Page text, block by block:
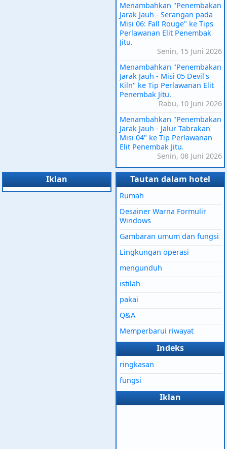
Menambahkan "Penembakan
Jarak Jauh - Serangan pada
Misi 06: Fall Rouge" ke Tips
Perlawanan Elit Penembak
Jitu.
Senin, 15 Juni 2026
Menambahkan "Penembakan
Jarak Jauh - Misi 05 Devil's
Kiln" ke Tip Perlawanan Elit
Penembak Jitu.
Rabu, 10 Juni 2026
Menambahkan "Penembakan
Jarak Jauh - Jalur Tabrakan
Misi 04" ke Tip Perlawanan
Elit Penembak Jitu.
Senin, 08 Juni 2026
Iklan Tautan dalam hotel
Rumah
Desainer Warna Formulir
Windows
Gambaran umum dan fungsi
Lingkungan operasi
mengunduh
istilah
pakai
Q&A
Memperbarui riwayat
Indeks
ringkasan
fungsi
Iklan